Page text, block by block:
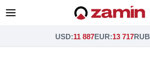
USD:11 887EUR:13 717RUB